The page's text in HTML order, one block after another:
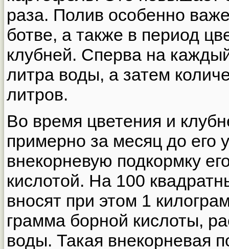
раза. Полив особенно
ботве, а также в период
клубней. Сперва на
литра воды, а затем
литров.
Во время цветения и
примерно за месяц до его
внекорневую подкормку
кислотой. На 100
вносят при этом 1
грамма борной кислоты,
воды. Такая внекорневая